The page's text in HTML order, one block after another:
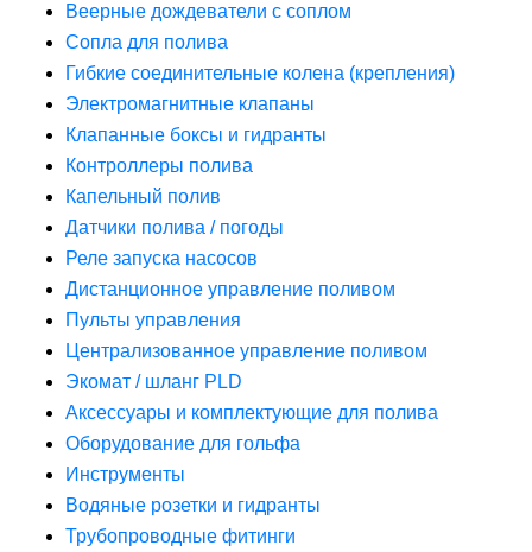
Веерные дождеватели с соплом
Сопла для полива
Гибкие соединительные колена (крепления)
Электромагнитные клапаны
Клапанные боксы и гидранты
Контроллеры полива
Капельный полив
Датчики полива / погоды
Реле запуска насосов
Дистанционное управление поливом
Пульты управления
Централизованное управление поливом
Экомат / шланг PLD
Аксессуары и комплектующие для полива
Оборудование для гольфа
Инструменты
Водяные розетки и гидранты
Трубопроводные фитинги